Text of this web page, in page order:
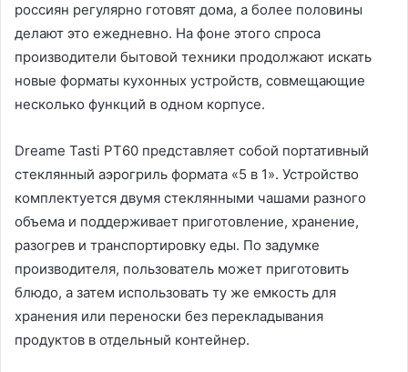
россиян регулярно готовят дома, а более половины
делают это ежедневно. На фоне этого спроса
производители бытовой техники продолжают искать
новые форматы кухонных устройств, совмещающие
несколько функций в одном корпусе.
Dreame Tasti PT60 представляет собой портативный
стеклянный аэрогриль формата «5 в 1». Устройство
комплектуется двумя стеклянными чашами разного
объема и поддерживает приготовление, хранение,
разогрев и транспортировку еды. По задумке
производителя, пользователь может приготовить
блюдо, а затем использовать ту же емкость для
хранения или переноски без перекладывания
продуктов в отдельный контейнер.